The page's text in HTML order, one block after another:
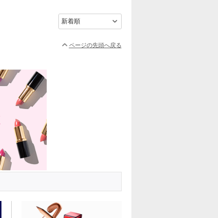
ページの先頭へ戻る